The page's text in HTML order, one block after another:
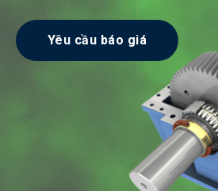
Yêu cầu báo giá